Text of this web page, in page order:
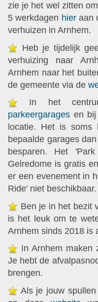
zie je het wel zitten
5 werkdagen hieraan
verhuizen in Arnhem.
Heb je tijdelijk
verhuizing naar
Arnhem naar het
de gemeente via de
In het
parkeergarages en
locatie. Het is soms
bepaalde garages
besparen. Het
Gelredome is gratis
er een evenement in
Ride' niet beschikbaar.
Ben je in het bezit
is het leuk om te
Arnhem sinds 2018 is
In Arnhem maken
Je hebt de
brengen.
Als je jouw